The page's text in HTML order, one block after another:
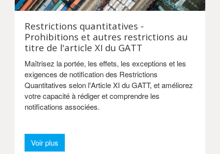
Restrictions quantitatives -
Prohibitions et autres restrictions au
titre de l'article XI du GATT
Maîtrisez la portée, les effets, les exceptions et les
exigences de notification des Restrictions
Quantitatives selon l'Article XI du GATT, et améliorez
votre capacité à rédiger et comprendre les
notifications associées.
Voir plus